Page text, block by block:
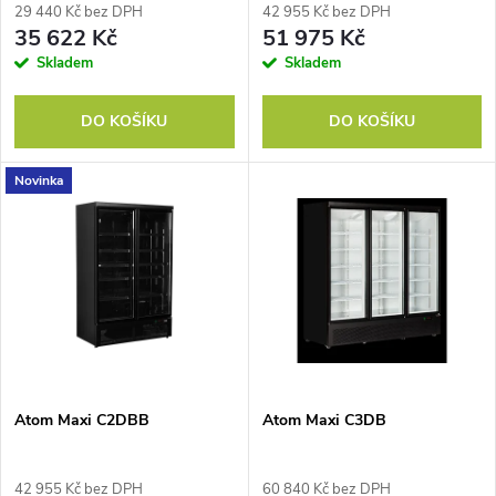
r
o
u
r
o
d
u
29 440 Kč bez DPH
35 622 Kč
Skladem
DO KOŠÍKU
42 955 Kč bez DPH
51 975 Kč
Skladem
DO KOŠÍKU
Novinka
Atom Maxi C2DBB
42 955 Kč bez DPH
Atom Maxi C3DB
60 840 Kč bez DPH